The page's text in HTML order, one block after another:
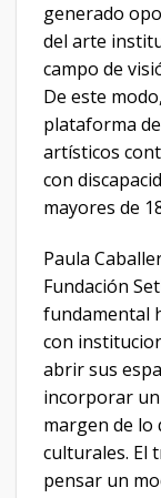
generado
del arte
campo de
De este
plataforma
artísticos
con
mayores de
Paula
Fundación
fundamental
con
abrir sus
incorporar
margen de lo
culturales. El
pensar un